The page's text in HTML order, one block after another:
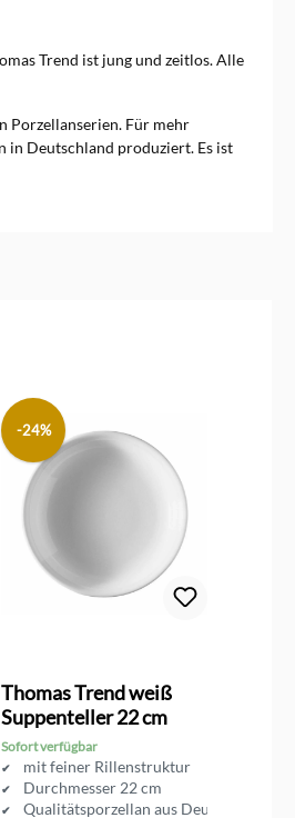
Trend ist jung und zeitlos. Alle
Porzellanserien. Für mehr
in Deutschland produziert. Es ist
-24%
Thomas Trend weiß
Suppenteller 22 cm
Sofort verfügbar
mit feiner Rillenstruktur
Durchmesser 22 cm
Qualitätsporzellan aus Deutschland